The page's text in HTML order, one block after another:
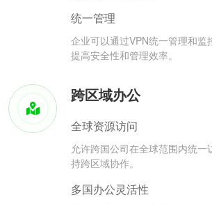
统一管理
企业可以通过VPN统一管理和监
提高安全性和管理效率。
跨区域办公
全球资源访问
允许跨国公司在全球范围内统一
持跨区域协作。
多国办公灵活性